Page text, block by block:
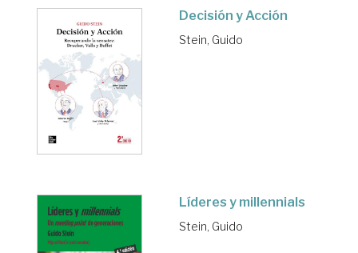
Decisión y Acción
Stein, Guido
Líderes y millennials
Stein, Guido